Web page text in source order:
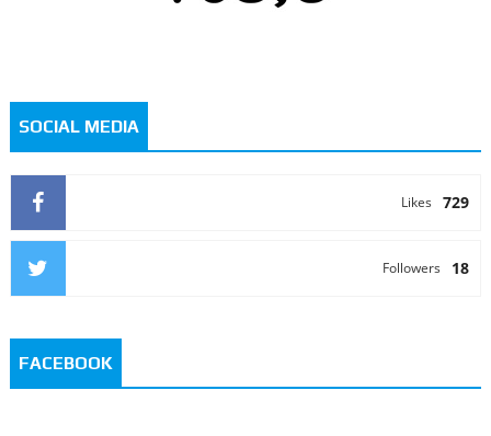
SOCIAL MEDIA
729
Likes
18
Followers
FACEBOOK